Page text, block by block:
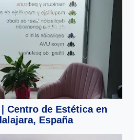
Centro de Estética en
España